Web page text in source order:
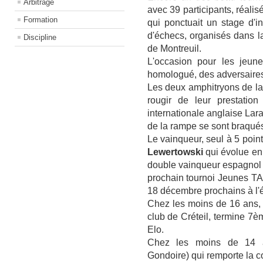
Arbitrage
Formation
Discipline
avec 39 participants,
qui ponctuait un stage
d'échecs, organisés dans
de Montreuil.
L'occasion pour les
homologué, des
Les deux amphitryons de
rougir de leur
internationale anglaise
de la rampe se sont
Le vainqueur, seul à 5
Lewertowskiqui évolue en
double vainqueur
prochain tournoi Jeunes
18 décembre prochains à
Chez les moins de 16
club de Créteil, termine
Elo.
Chez les moins de 14
Gondoire) qui remporte la